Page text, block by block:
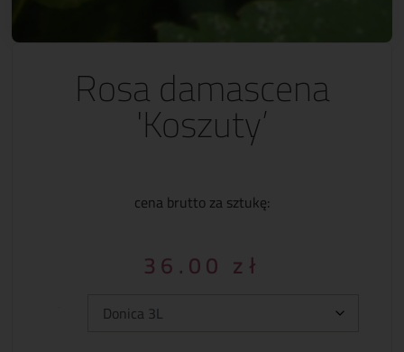
Rosa damascena
'Koszuty’
cena brutto za sztukę:
36.00 zł